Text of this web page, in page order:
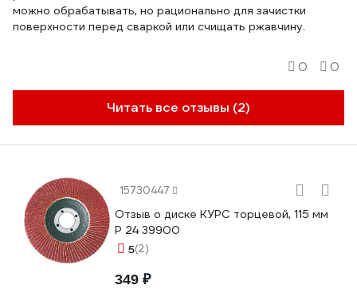
можно обрабатывать, но рационально для зачистки
поверхности перед сваркой или счищать ржавчину.
Читать все отзывы (2)
0 0
15730447
Отзыв о диске КУРС торцевой, 115 мм
P 24 39900
5(2)
349 ₽